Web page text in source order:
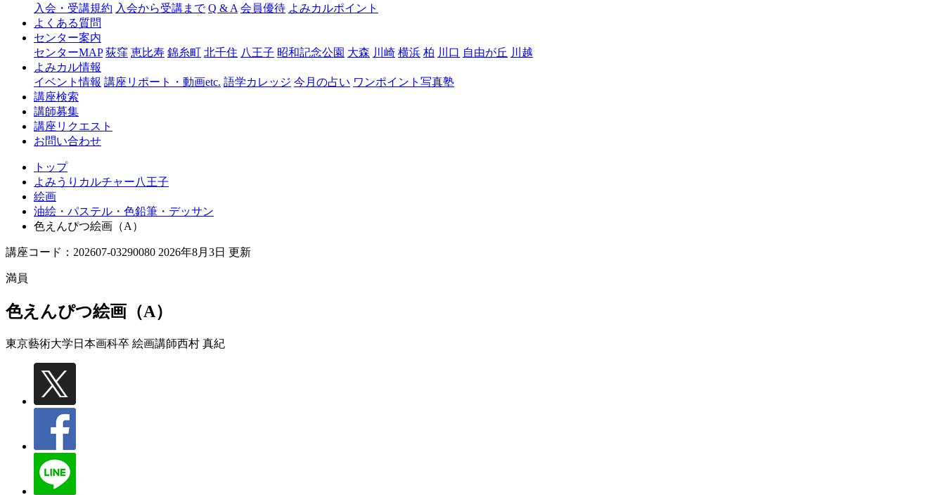
ャ
八
王
入会・受講規約 入会から受講まで Q & A 会員優待 よみカルポイント
よくある質問
センター案内
センターMAP 荻窪 恵比寿 錦糸町 北千住 八王子 昭和記念公園 大森 川崎 横浜 柏 川口 自由が丘 川越
よみカル情報
イベント情報 講座リポート・動画etc. 語学カレッジ 今月の占い ワンポイント写真塾
講座検索
講師募集
講座リクエスト
お問い合わせ
トップ
よみうりカルチャー八王子
絵画
油絵・パステル・色鉛筆・デッサン
色えんぴつ絵画（A）
講座コード：202607-03290080 2026年8月3日 更新
満員
色えんぴつ絵画（A）
東京藝術大学日本画科卒 絵画講師西村 真紀